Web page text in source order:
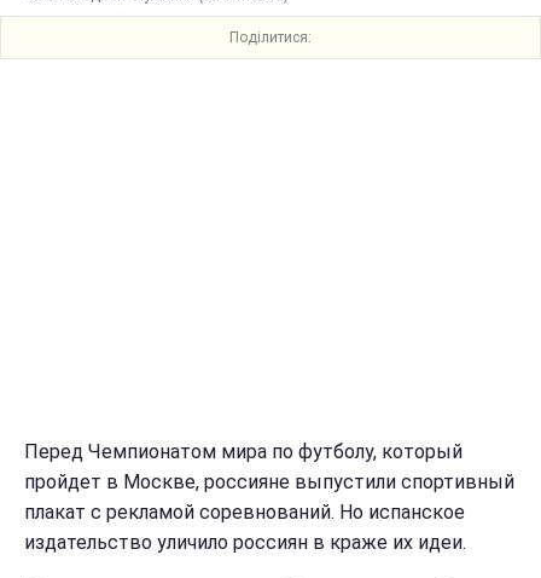
Поділитися:
Перед Чемпионатом мира по футболу, который
пройдет в Москве, россияне выпустили спортивный
плакат с рекламой соревнований. Но испанское
издательство уличило россиян в краже их идеи.